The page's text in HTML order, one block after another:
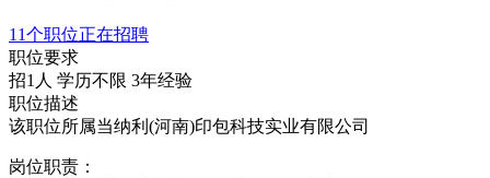
11个职位正在招聘
职位要求
招1人 学历不限 3年经验
职位描述
该职位所属当纳利(河南)印包科技实业有限公司
岗位职责：